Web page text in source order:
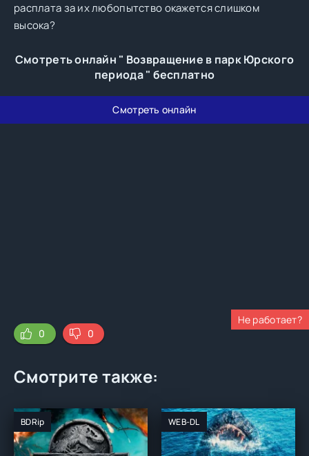
расплата за их любопытство окажется слишком
высока?
Смотреть онлайн " Возвращение в парк Юрского
периода " бесплатно
Смотреть онлайн
Не работает?
0
0
Смотрите также:
BDRip WEB-DL